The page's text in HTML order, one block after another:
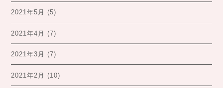
2021年5月 (5)
2021年4月 (7)
2021年3月 (7)
2021年2月 (10)